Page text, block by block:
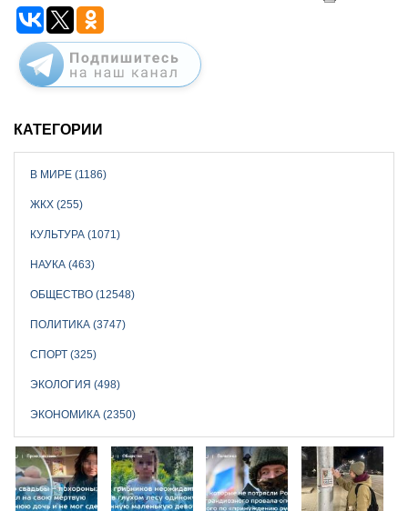
КАТЕГОРИИ
В МИРЕ (1186)
ЖКХ (255)
КУЛЬТУРА (1071)
НАУКА (463)
ОБЩЕСТВО (12548)
ПОЛИТИКА (3747)
СПОРТ (325)
ЭКОЛОГИЯ (498)
ЭКОНОМИКА (2350)